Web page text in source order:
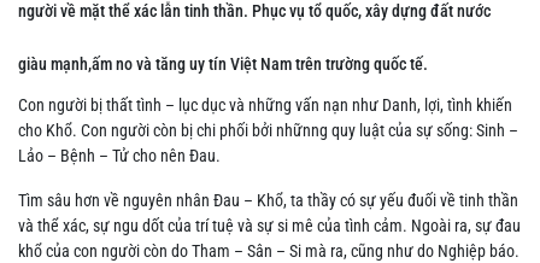
người về mặt thể xác lẫn tinh thần. Phục vụ tổ quốc, xây dựng đất nước
giàu mạnh,ấm no và tăng uy tín Việt Nam trên trường quốc tế.
Con người bị thất tình – lục dục và những vấn nạn như Danh, lợi, tình khiến
cho Khổ. Con người còn bị chi phối bởi nhữnng quy luật của sự sống: Sinh –
Lảo – Bệnh – Tử cho nên Đau.
Tìm sâu hơn về nguyên nhân Đau – Khổ, ta thầy có sự yếu đuối về tinh thần
và thể xác, sự ngu dốt của trí tuệ và sự si mê của tình cảm. Ngoài ra, sự đau
khổ của con người còn do Tham – Sân – Si mà ra, cũng như do Nghiệp báo.